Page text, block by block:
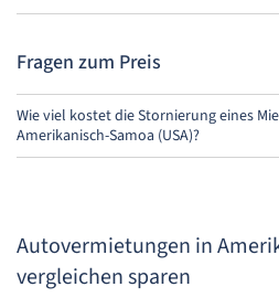
Autovermietungen in
vergleichen sparen
Du hast bis zu 24 Stunden vor
Fragen zum Preis
Wie viel kostet die Stornierung eines
Amerikanisch-Samoa (USA)?
Bis 24 Stunden vor Anmietung kostet